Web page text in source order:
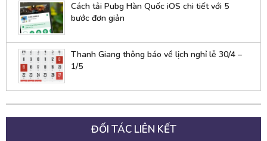
Cách tải Pubg Hàn Quốc iOS chi tiết với 5
bước đơn giản
Thanh Giang thông báo về lịch nghỉ lễ 30/4 –
1/5
ĐỐI TÁC LIÊN KẾT